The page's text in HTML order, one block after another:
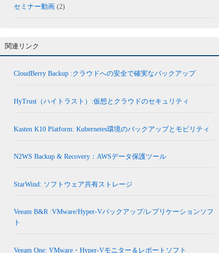
セミナー動画 (2)
関連リンク
CloudBerry Backup :クラウドへの安全で確実なバックアップ
HyTrust（ハイトラスト）:仮想とクラウドのセキュリティ
Kasten K10 Platform: Kubernetes環境のバックアップとモビリティ
N2WS Backup & Recovery：AWSデータ保護ツール
StarWind: ソフトウェア共有ストレージ
Veeam B&R :VMware/Hyper-Vバックアップ/レプリケーションソフ
ト
Veeam One: VMware・Hyper-Vモニター＆レポートソフト